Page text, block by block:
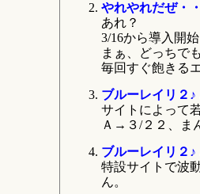
やれやれだぜ・・
あれ？
3/16から導入開
まぁ、どっちで
毎回すぐ飽きる
ブルーレイリ２♪
サイトによって
Ａ→３/２２、ま
ブルーレイリ２♪
特設サイトで波
ん。